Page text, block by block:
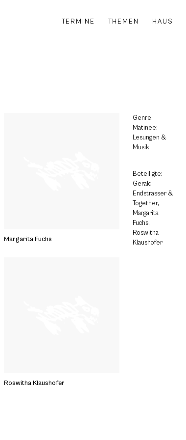
TERMINE THEMEN HAUS
Margarita Fuchs
Roswitha Klaushofer
Genre:
Matinee:
Lesungen &
Musik
Beteiligte:
Gerald
Endstrasser &
Together,
Margarita
Fuchs,
Roswitha
Klaushofer